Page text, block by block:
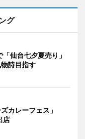
グ
仙台七夕夏売り」
詩目指す
カレーフェス」
店